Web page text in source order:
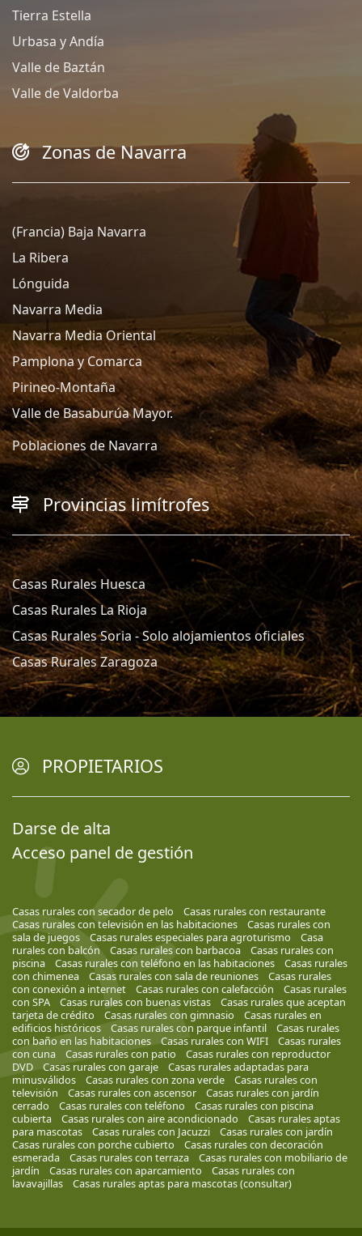
Tierra Estella
Urbasa y Andía
Valle de Baztán
Valle de Valdorba
Zonas de Navarra
(Francia) Baja Navarra
La Ribera
Lónguida
Navarra Media
Navarra Media Oriental
Pamplona y Comarca
Pirineo-Montaña
Valle de Basaburúa Mayor.
Poblaciones de Navarra
Provincias limítrofes
Casas Rurales Huesca
Casas Rurales La Rioja
Casas Rurales Soria - Solo alojamientos oficiales
Casas Rurales Zaragoza
PROPIETARIOS
Darse de alta
Acceso panel de gestión
Casas rurales con secador de pelo
Casas rurales con restaurante
Casas rurales con televisión en las habitaciones
Casas rurales con
sala de juegos
Casas rurales especiales para agroturismo
Casa
rurales con balcón
Casas rurales con barbacoa
Casas rurales con
piscina
Casas rurales con teléfono en las habitaciones
Casas rurales
con chimenea
Casas rurales con sala de reuniones
Casas rurales
con conexión a internet
Casas rurales con calefacción
Casas rurales
con SPA
Casas rurales con buenas vistas
Casas rurales que aceptan
tarjeta de crédito
Casas rurales con gimnasio
Casas rurales en
edificios históricos
Casas rurales con parque infantil
Casas rurales
con baño en las habitaciones
Casas rurales con WIFI
Casas rurales
con cuna
Casas rurales con patio
Casas rurales con reproductor
DVD
Casas rurales con garaje
Casas rurales adaptadas para
minusválidos
Casas rurales con zona verde
Casas rurales con
televisión
Casas rurales con ascensor
Casas rurales con jardín
cerrado
Casas rurales con teléfono
Casas rurales con piscina
cubierta
Casas rurales con aire acondicionado
Casas rurales aptas
para mascotas
Casas rurales con Jacuzzi
Casas rurales con jardín
Casas rurales con porche cubierto
Casas rurales con decoración
esmerada
Casas rurales con terraza
Casas rurales con mobiliario de
jardín
Casas rurales con aparcamiento
Casas rurales con
lavavajillas
Casas rurales aptas para mascotas (consultar)